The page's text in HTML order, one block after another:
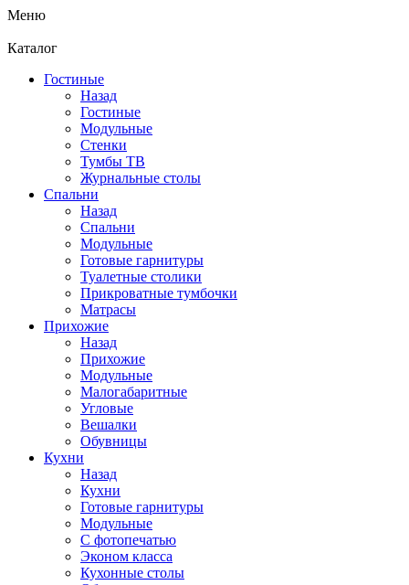
Меню
Каталог
Гостиные
Назад
Гостиные
Модульные
Стенки
Тумбы ТВ
Журнальные столы
Спальни
Назад
Спальни
Модульные
Готовые гарнитуры
Туалетные столики
Прикроватные тумбочки
Матрасы
Прихожие
Назад
Прихожие
Модульные
Малогабаритные
Угловые
Вешалки
Обувницы
Кухни
Назад
Кухни
Готовые гарнитуры
Модульные
С фотопечатью
Эконом класса
Кухонные столы